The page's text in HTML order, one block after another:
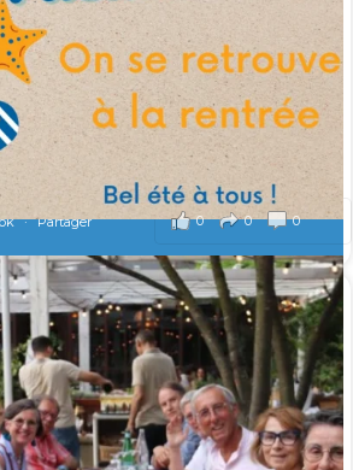
2026 : avec l'Isep, investissez pour
au service de l'humain !
formons des ingénieurs, des bachelors, des
qui allient excellence technologique et
au cœur de notre pro
0 0 0
· Partager
Genève 🚀
dernier, 14 Alumni vivant / travaillant
partagé un moment convivial de
et d'échanges !
pour votre présence et à Alexandre